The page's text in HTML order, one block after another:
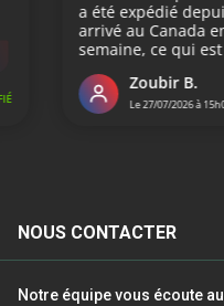
NOUS CONTACTER
Notre équipe vous écoute au